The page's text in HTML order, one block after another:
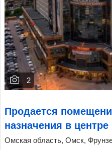
2
Продается
назначения в центре
Омская область, Омск,